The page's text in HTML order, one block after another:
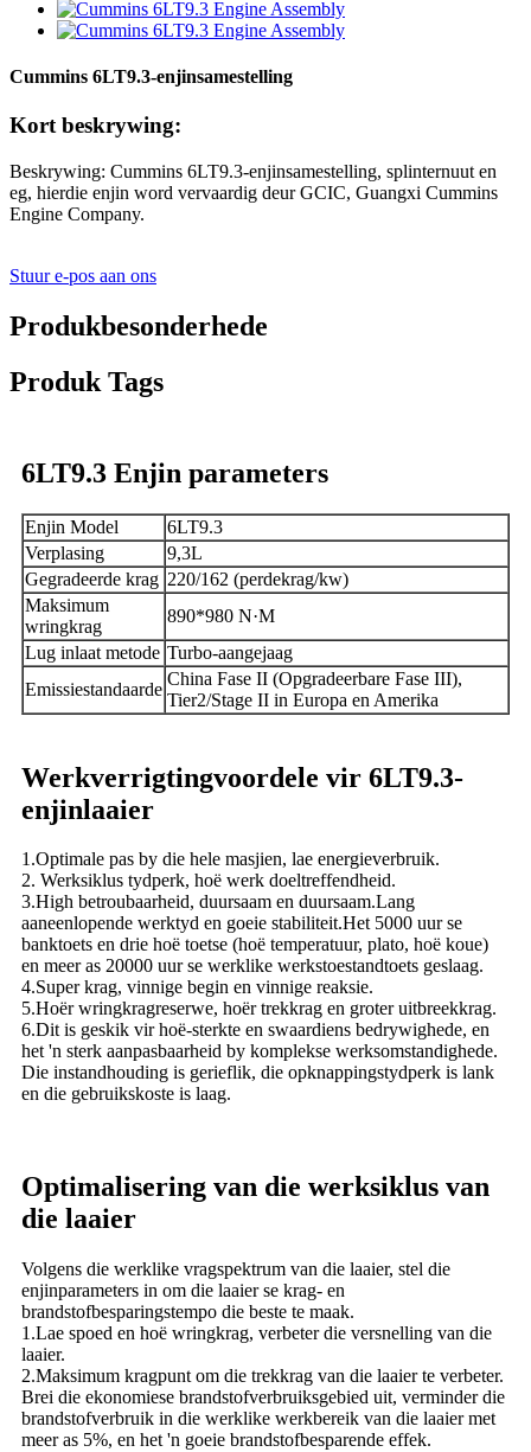
Cummins 6LT9.3-enjinsamestelling
Kort beskrywing:
Beskrywing: Cummins 6LT9.3-enjinsamestelling, splinternuut en
eg, hierdie enjin word vervaardig deur GCIC, Guangxi Cummins
Engine Company.
Stuur e-pos aan ons
Produkbesonderhede
Produk Tags
6LT9.3 Enjin parameters
Enjin Model
6LT9.3
Verplasing
9,3L
Gegradeerde krag 220/162 (perdekrag/kw)
Maksimum
wringkrag
890*980 N·M
Lug inlaat metode Turbo-aangejaag
Emissiestandaarde
China Fase II (Opgradeerbare Fase III),
Tier2/Stage II in Europa en Amerika
Werkverrigtingvoordele vir 6LT9.3-
enjinlaaier
1.Optimale pas by die hele masjien, lae energieverbruik.
2. Werksiklus tydperk, hoë werk doeltreffendheid.
3.High betroubaarheid, duursaam en duursaam.Lang
aaneenlopende werktyd en goeie stabiliteit.Het 5000 uur se
banktoets en drie hoë toetse (hoë temperatuur, plato, hoë koue)
en meer as 20000 uur se werklike werkstoestandtoets geslaag.
4.Super krag, vinnige begin en vinnige reaksie.
5.Hoër wringkragreserwe, hoër trekkrag en groter uitbreekkrag.
6.Dit is geskik vir hoë-sterkte en swaardiens bedrywighede, en
het 'n sterk aanpasbaarheid by komplekse werksomstandighede.
Die instandhouding is gerieflik, die opknappingstydperk is lank
en die gebruikskoste is laag.
Optimalisering van die werksiklus van
die laaier
Volgens die werklike vragspektrum van die laaier, stel die
enjinparameters in om die laaier se krag- en
brandstofbesparingstempo die beste te maak.
1.Lae spoed en hoë wringkrag, verbeter die versnelling van die
laaier.
2.Maksimum kragpunt om die trekkrag van die laaier te verbeter.
Brei die ekonomiese brandstofverbruiksgebied uit, verminder die
brandstofverbruik in die werklike werkbereik van die laaier met
meer as 5%, en het 'n goeie brandstofbesparende effek.